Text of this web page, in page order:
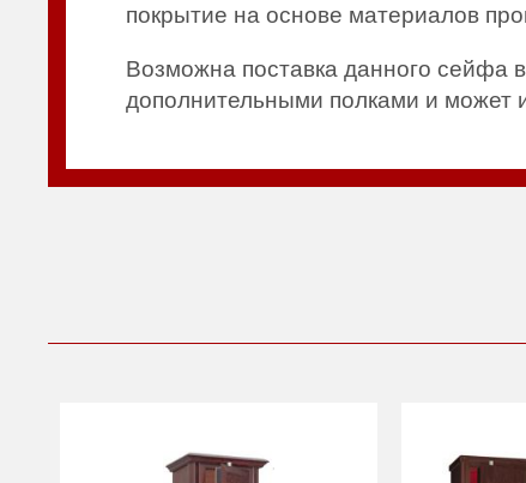
покрытие на основе материалов
Возможна поставка данного сейфа
дополнительными полками и может